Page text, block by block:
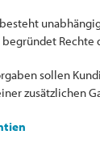
sollen
zusätzlichen